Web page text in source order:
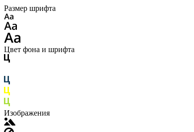
Размер шрифта
Цвет фона и шрифта
Изображения